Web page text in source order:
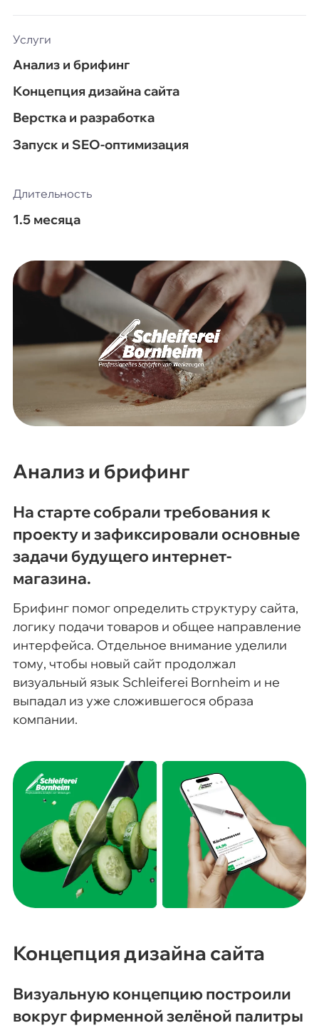
Услуги
Анализ и брифинг
Концепция дизайна сайта
Верстка и разработка
Запуск и SEO-оптимизация
Длительность
1.5 месяца
Анализ и брифинг
На старте собрали требования к
проекту и зафиксировали основные
задачи будущего интернет-
магазина.
Брифинг помог определить структуру сайта,
логику подачи товаров и общее направление
интерфейса. Отдельное внимание уделили
тому, чтобы новый сайт продолжал
визуальный язык Schleiferei Bornheim и не
выпадал из уже сложившегося образа
компании.
Концепция дизайна сайта
Визуальную концепцию построили
вокруг фирменной зелёной палитры